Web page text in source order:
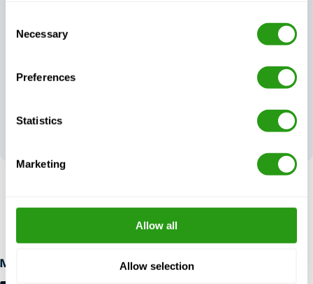
Selection
Necessary
Preferences
Statistics
Marketing
Allow all
Allow selection
Jusqu'à 24 heures à l'avance, annulation gratuite annulation,
pas de prépaiement requis.
Modes de paiement